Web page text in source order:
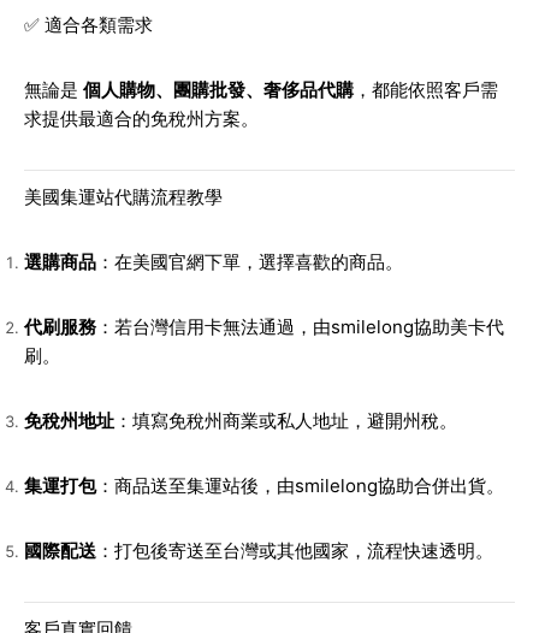
✅ 適合各類需求
無論是 個人購物、團購批發、奢侈品代購 ，都能依照客戶需
求提供最適合的免稅州方案。
美國集運站代購流程教學
選購商品 ：在美國官網下單，選擇喜歡的商品。
代刷服務 ：若台灣信用卡無法通過，由smilelong協助美卡代
刷。
免稅州地址 ：填寫免稅州商業或私人地址，避開州稅。
集運打包：商品送至集運站後，由smilelong協助合併出貨。
國際配送 ：打包後寄送至台灣或其他國家，流程快速透明。